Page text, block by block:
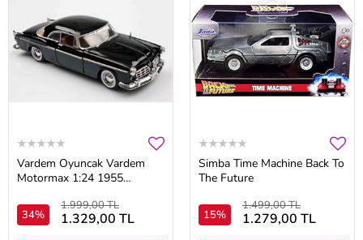
Vardem Oyuncak Vardem
Motormax 1:24 1955
34%
1.999,00 TL
1.329,00 TL
Simba Time Machine Back To
The Future
15%
1.499,00 TL
1.279,00 TL